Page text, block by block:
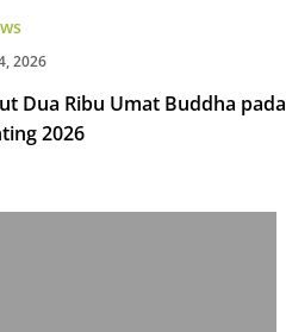
2026
Dua Ribu Umat Buddha pada
2026